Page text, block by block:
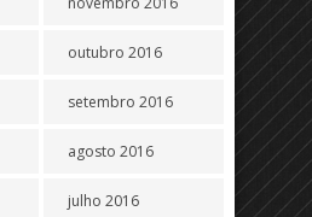
outubro 2016
setembro 2016
agosto 2016
julho 2016